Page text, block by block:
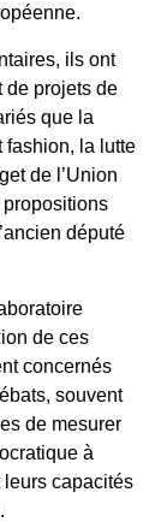
ils ont
de projets de
que la
fashion, la lutte
de l’Union
député
de ces
concernés
souvent
de mesurer
à
leurs capacités